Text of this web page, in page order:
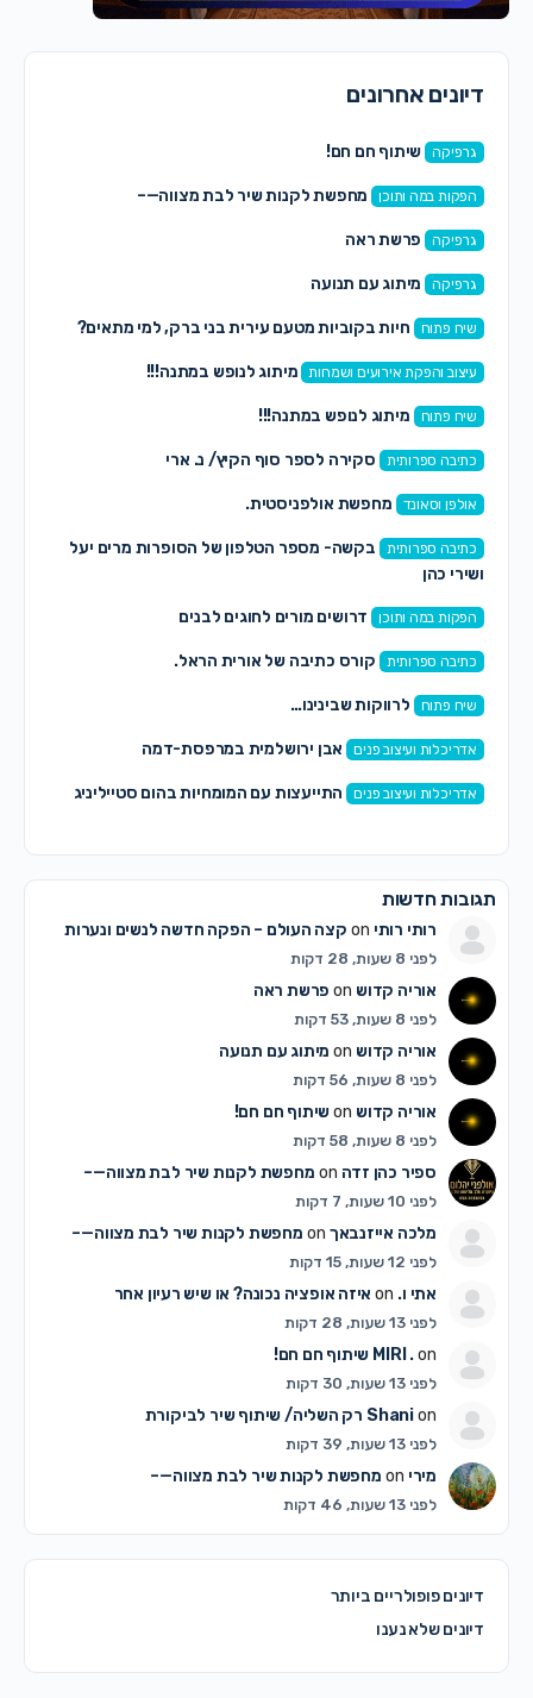
דיונים אחרונים
גרפיקה שיתוף חם חם!
הפקות במה ותוכן מחפשת לקנות שיר לבת מצווה—–
גרפיקה פרשת ראה
גרפיקה מיתוג עם תנועה
שיח פתוח חיות בקוביות מטעם עירית בני ברק, למי מתאים?
עיצוב והפקת אירועים ושמחות מיתוג לנופש במתנה!!!
שיח פתוח מיתוג לנופש במתנה!!!
כתיבה ספרותית סקירה לספר סוף הקיץ/ נ. ארי
אולפן וסאונד מחפשת אולפניסטית.
כתיבה ספרותית
בקשה- מספר הטלפון של הסופרות מרים יעל
ושירי כהן
הפקות במה ותוכן דרושים מורים לחוגים לבנים
כתיבה ספרותית קורס כתיבה של אורית הראל.
שיח פתוח לרווקות שבינינו…
אדריכלות ועיצוב פנים אבן ירושלמית במרפסת-דמה
אדריכלות ועיצוב פנים התייעצות עם המומחיות בהום סטייליניג
תגובות חדשות
רותי רותיon קצה העולם – הפקה חדשה לנשים ונערות
לפני 8 שעות, 28 דקות
אוריה קדושon פרשת ראה
לפני 8 שעות, 53 דקות
אוריה קדושon מיתוג עם תנועה
לפני 8 שעות, 56 דקות
אוריה קדושon שיתוף חם חם!
לפני 8 שעות, 58 דקות
ספיר כהן זדהon מחפשת לקנות שיר לבת מצווה—–
לפני 10 שעות, 7 דקות
מלכה אייזנבאךon מחפשת לקנות שיר לבת מצווה—–
לפני 12 שעות, 15 דקות
אתי ו.on איזה אופציה נכונה? או שיש רעיון אחר
לפני 13 שעות, 28 דקות
MIRI .on שיתוף חם חם!
לפני 13 שעות, 30 דקות
Shanion רק השליה/ שיתוף שיר לביקורת
לפני 13 שעות, 39 דקות
מיריon מחפשת לקנות שיר לבת מצווה—–
לפני 13 שעות, 46 דקות
דיונים פופולריים ביותר
דיונים שלא נענו